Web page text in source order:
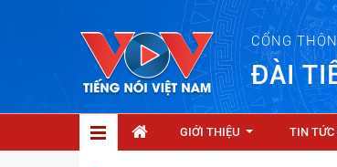
CỔNG
ĐÀI
GIỚI THIỆU TIN TỨC